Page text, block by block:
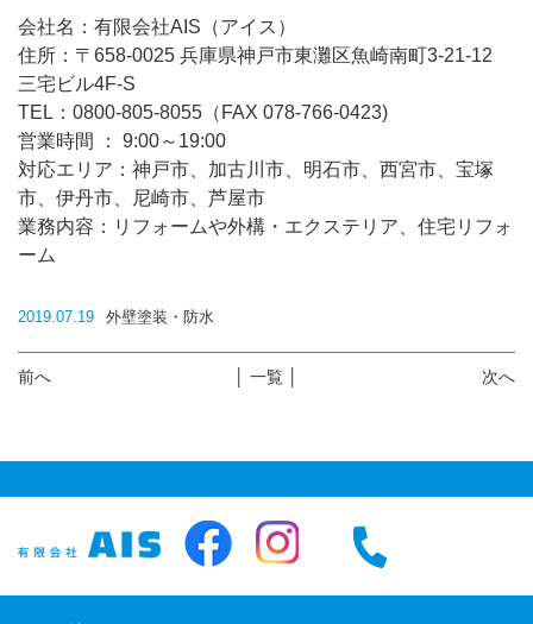
会社名：有限会社AIS（アイス）
住所：〒658-0025 兵庫県神戸市東灘区魚崎南町3-21-12
三宅ビル4F-S
TEL：0800-805-8055（FAX 078-766-0423)
営業時間 ： 9:00～19:00
対応エリア：神戸市、加古川市、明石市、西宮市、宝塚
市、伊丹市、尼崎市、芦屋市
業務内容：リフォームや外構・エクステリア、住宅リフォ
ーム
2019.07.19 外壁塗装・防水
前へ 次へ
│ 一覧 │